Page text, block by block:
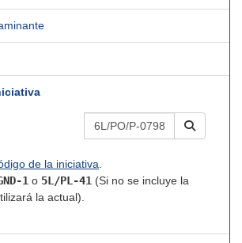
de la iniciativa.
1 o 5L/PL-41 (Si no se incluye la
la actual).